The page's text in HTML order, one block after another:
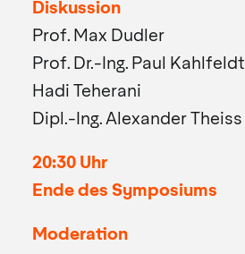
Diskussion
Prof. Max Dudler
Prof. Dr.-Ing. Paul Kahlfeldt
Hadi Teherani
Dipl.-Ing. Alexander Theiss
20:30 Uhr
Ende des Symposiums
Moderation